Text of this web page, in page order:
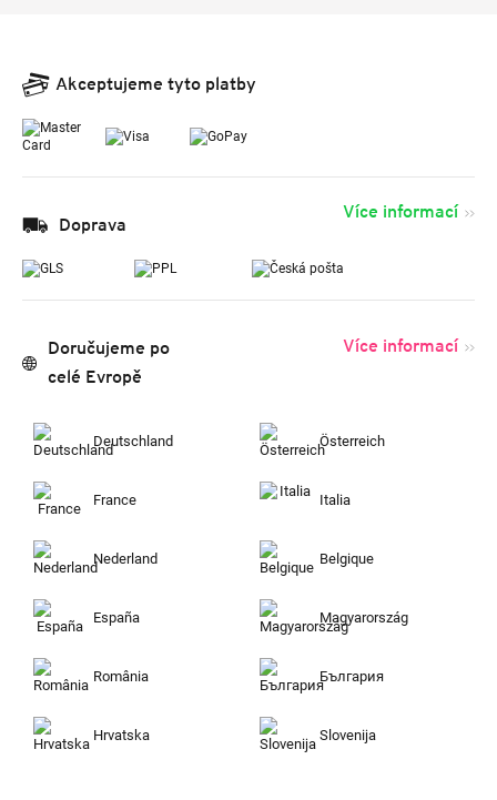
Akceptujeme tyto platby
Doprava
Více informací
Doručujeme po
celé Evropě
Více informací
Deutschland Österreich
France Italia
Nederland Belgique
España Magyarország
România България
Hrvatska Slovenija